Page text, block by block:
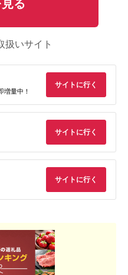
る
扱いサイト
増量中！
サイトに行く
サイトに行く
サイトに行く